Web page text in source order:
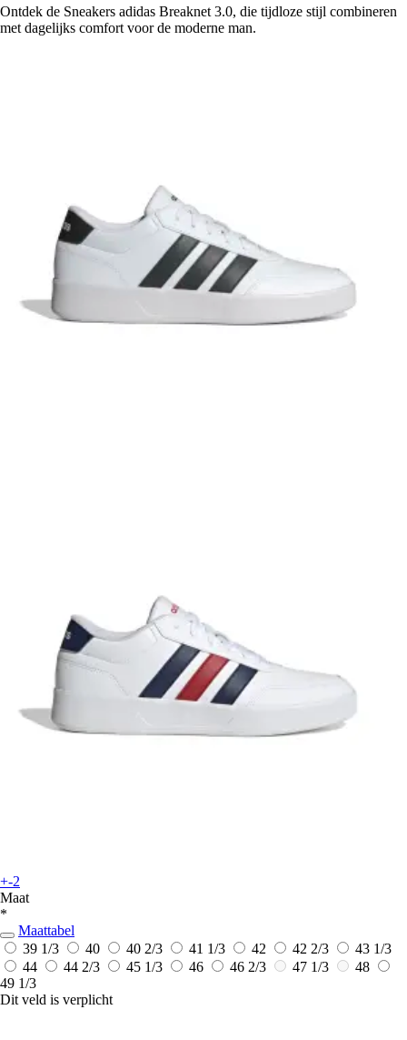
Ontdek de Sneakers adidas Breaknet 3.0, die tijdloze stijl combineren
met dagelijks comfort voor de moderne man.
+-2
Maat
*
Maattabel
39 1/3
40 40 2/3 41 1/3 42 42 2/3
43 1/3
44
44 2/3 45 1/3 46 46 2/3 47 1/3
48
49 1/3
Dit veld is verplicht